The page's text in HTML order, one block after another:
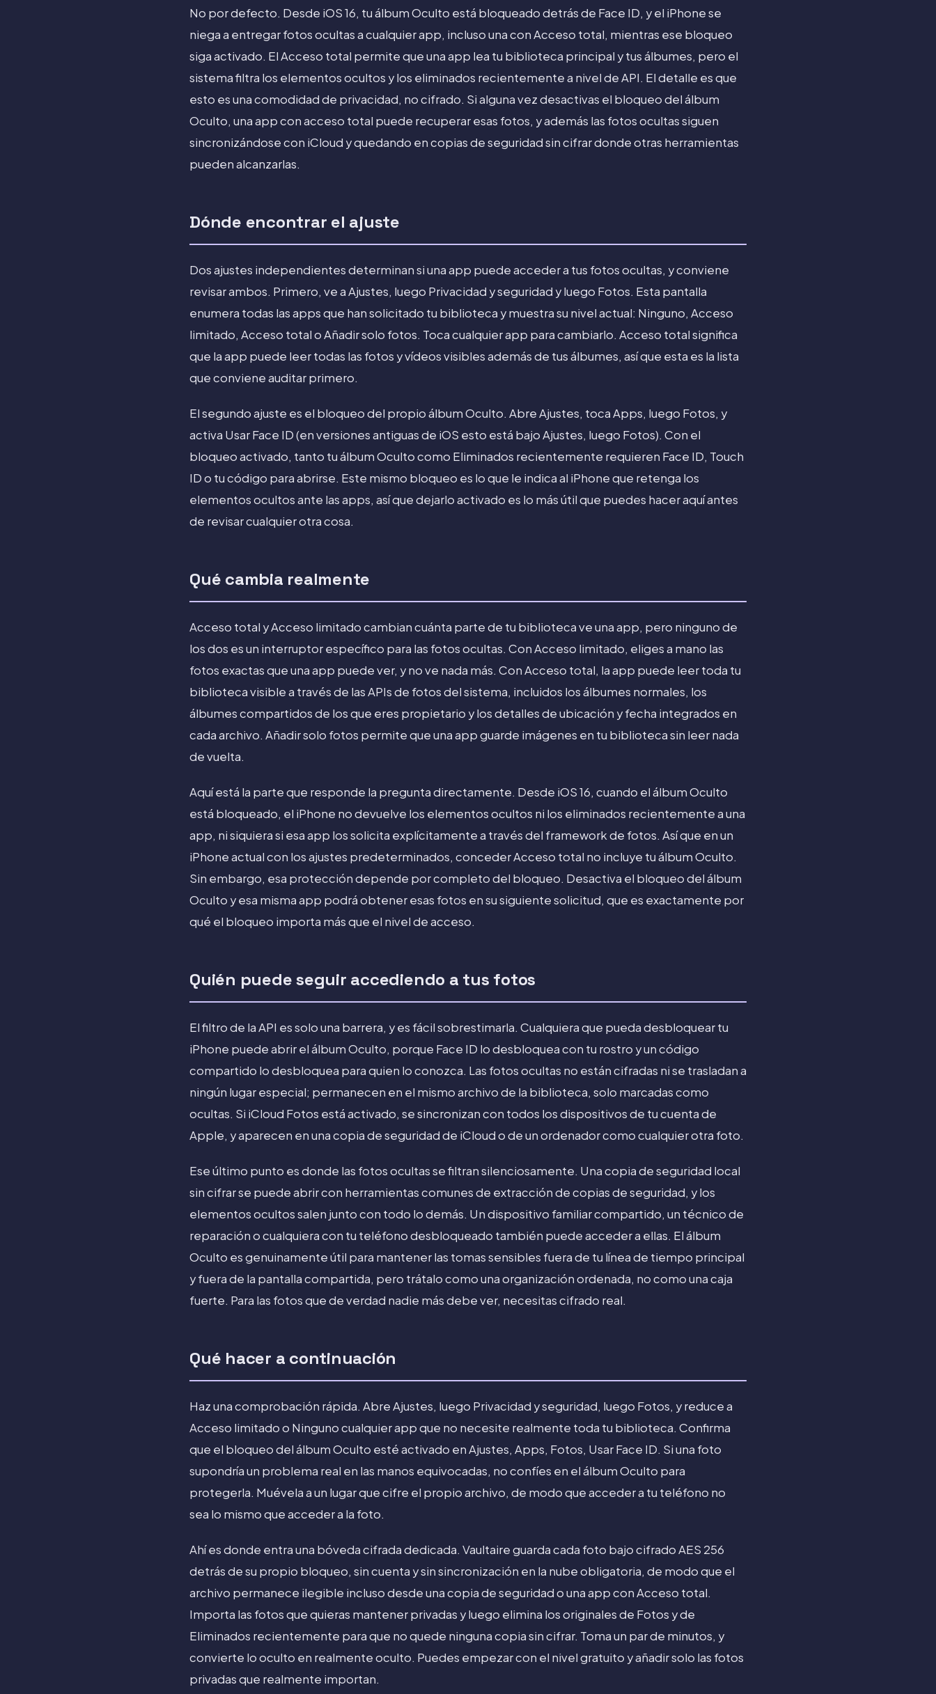
No por defecto. Desde iOS 16, tu álbum Oculto está bloqueado detrás de Face ID, y el iPhone se
niega a entregar fotos ocultas a cualquier app, incluso una con Acceso total, mientras ese bloqueo
siga activado. El Acceso total permite que una app lea tu biblioteca principal y tus álbumes, pero el
sistema filtra los elementos ocultos y los eliminados recientemente a nivel de API. El detalle es que
esto es una comodidad de privacidad, no cifrado. Si alguna vez desactivas el bloqueo del álbum
Oculto, una app con acceso total puede recuperar esas fotos, y además las fotos ocultas siguen
sincronizándose con iCloud y quedando en copias de seguridad sin cifrar donde otras herramientas
pueden alcanzarlas.
Dónde encontrar el ajuste
Dos ajustes independientes determinan si una app puede acceder a tus fotos ocultas, y conviene
revisar ambos. Primero, ve a Ajustes, luego Privacidad y seguridad y luego Fotos. Esta pantalla
enumera todas las apps que han solicitado tu biblioteca y muestra su nivel actual: Ninguno, Acceso
limitado, Acceso total o Añadir solo fotos. Toca cualquier app para cambiarlo. Acceso total significa
que la app puede leer todas las fotos y vídeos visibles además de tus álbumes, así que esta es la lista
que conviene auditar primero.
El segundo ajuste es el bloqueo del propio álbum Oculto. Abre Ajustes, toca Apps, luego Fotos, y
activa Usar Face ID (en versiones antiguas de iOS esto está bajo Ajustes, luego Fotos). Con el
bloqueo activado, tanto tu álbum Oculto como Eliminados recientemente requieren Face ID, Touch
ID o tu código para abrirse. Este mismo bloqueo es lo que le indica al iPhone que retenga los
elementos ocultos ante las apps, así que dejarlo activado es lo más útil que puedes hacer aquí antes
de revisar cualquier otra cosa.
Qué cambia realmente
Acceso total y Acceso limitado cambian cuánta parte de tu biblioteca ve una app, pero ninguno de
los dos es un interruptor específico para las fotos ocultas. Con Acceso limitado, eliges a mano las
fotos exactas que una app puede ver, y no ve nada más. Con Acceso total, la app puede leer toda tu
biblioteca visible a través de las APIs de fotos del sistema, incluidos los álbumes normales, los
álbumes compartidos de los que eres propietario y los detalles de ubicación y fecha integrados en
cada archivo. Añadir solo fotos permite que una app guarde imágenes en tu biblioteca sin leer nada
de vuelta.
Aquí está la parte que responde la pregunta directamente. Desde iOS 16, cuando el álbum Oculto
está bloqueado, el iPhone no devuelve los elementos ocultos ni los eliminados recientemente a una
app, ni siquiera si esa app los solicita explícitamente a través del framework de fotos. Así que en un
iPhone actual con los ajustes predeterminados, conceder Acceso total no incluye tu álbum Oculto.
Sin embargo, esa protección depende por completo del bloqueo. Desactiva el bloqueo del álbum
Oculto y esa misma app podrá obtener esas fotos en su siguiente solicitud, que es exactamente por
qué el bloqueo importa más que el nivel de acceso.
Quién puede seguir accediendo a tus fotos
El filtro de la API es solo una barrera, y es fácil sobrestimarla. Cualquiera que pueda desbloquear tu
iPhone puede abrir el álbum Oculto, porque Face ID lo desbloquea con tu rostro y un código
compartido lo desbloquea para quien lo conozca. Las fotos ocultas no están cifradas ni se trasladan a
ningún lugar especial; permanecen en el mismo archivo de la biblioteca, solo marcadas como
ocultas. Si iCloud Fotos está activado, se sincronizan con todos los dispositivos de tu cuenta de
Apple, y aparecen en una copia de seguridad de iCloud o de un ordenador como cualquier otra foto.
Ese último punto es donde las fotos ocultas se filtran silenciosamente. Una copia de seguridad local
sin cifrar se puede abrir con herramientas comunes de extracción de copias de seguridad, y los
elementos ocultos salen junto con todo lo demás. Un dispositivo familiar compartido, un técnico de
reparación o cualquiera con tu teléfono desbloqueado también puede acceder a ellas. El álbum
Oculto es genuinamente útil para mantener las tomas sensibles fuera de tu línea de tiempo principal
y fuera de la pantalla compartida, pero trátalo como una organización ordenada, no como una caja
fuerte. Para las fotos que de verdad nadie más debe ver, necesitas cifrado real.
Qué hacer a continuación
Haz una comprobación rápida. Abre Ajustes, luego Privacidad y seguridad, luego Fotos, y reduce a
Acceso limitado o Ninguno cualquier app que no necesite realmente toda tu biblioteca. Confirma
que el bloqueo del álbum Oculto esté activado en Ajustes, Apps, Fotos, Usar Face ID. Si una foto
supondría un problema real en las manos equivocadas, no confíes en el álbum Oculto para
protegerla. Muévela a un lugar que cifre el propio archivo, de modo que acceder a tu teléfono no
sea lo mismo que acceder a la foto.
Ahí es donde entra una bóveda cifrada dedicada. Vaultaire guarda cada foto bajo cifrado AES 256
detrás de su propio bloqueo, sin cuenta y sin sincronización en la nube obligatoria, de modo que el
archivo permanece ilegible incluso desde una copia de seguridad o una app con Acceso total.
Importa las fotos que quieras mantener privadas y luego elimina los originales de Fotos y de
Eliminados recientemente para que no quede ninguna copia sin cifrar. Toma un par de minutos, y
convierte lo oculto en realmente oculto. Puedes empezar con el nivel gratuito y añadir solo las fotos
privadas que realmente importan.